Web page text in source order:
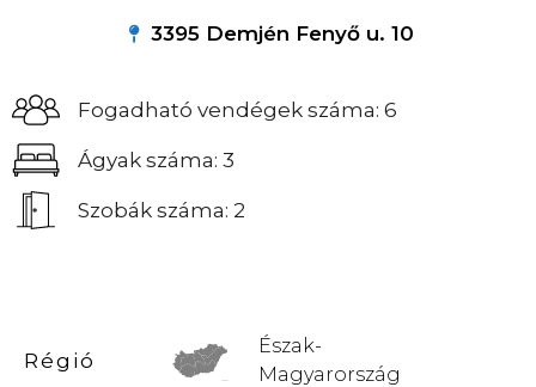
3395 Demjén Fenyő u. 10
Fogadható vendégek száma: 6
Ágyak száma: 3
Szobák száma: 2
Régió
Észak-
Magyarország